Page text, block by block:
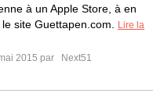
à un Apple Store, à en
site Guettapen.com.
Lire la
2015 par
Next51